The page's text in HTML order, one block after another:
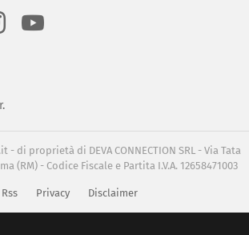
di proprietà di DEVA CONNECTION SRL - Via Tata
(RM) - Codice Fiscale e Partita I.V.A. 12658471003
Rss Privacy Disclaimer